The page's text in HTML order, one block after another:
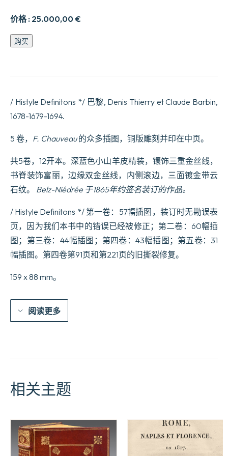
价格 : 25.000,00 €
Fables
choisies,
de
la
Fontaine
par
revecues,
corrig5fes
&
augment5fees.
数
购买
/ Histyle Definitons */ 巴黎, Denis Thierry et Claude Barbin,
1678-1679-1694.
5 卷， F. Chauveau的众多插图，铜版雕刻并印在中页。
共5卷，12开本。深蓝色小山羊皮精装，镶饰三重金丝线，
书脊装饰富丽，边缘双金丝线，内侧滚边，三面镀金带云
石纹。
Belz-Niédrée 于1865年约签名装订的作品。
/ Histyle Definitons */ 第一卷：57幅插图，装订时无勘误表
页，因为我们本书中的错误已经被修正；第二卷：60幅插
图；第三卷：44幅插图；第四卷：43幅插图；第五卷：31
幅插图。第四卷第91页和第221页的旧撕裂修复。
159 x 88 mm。
阅读更多
相关主题